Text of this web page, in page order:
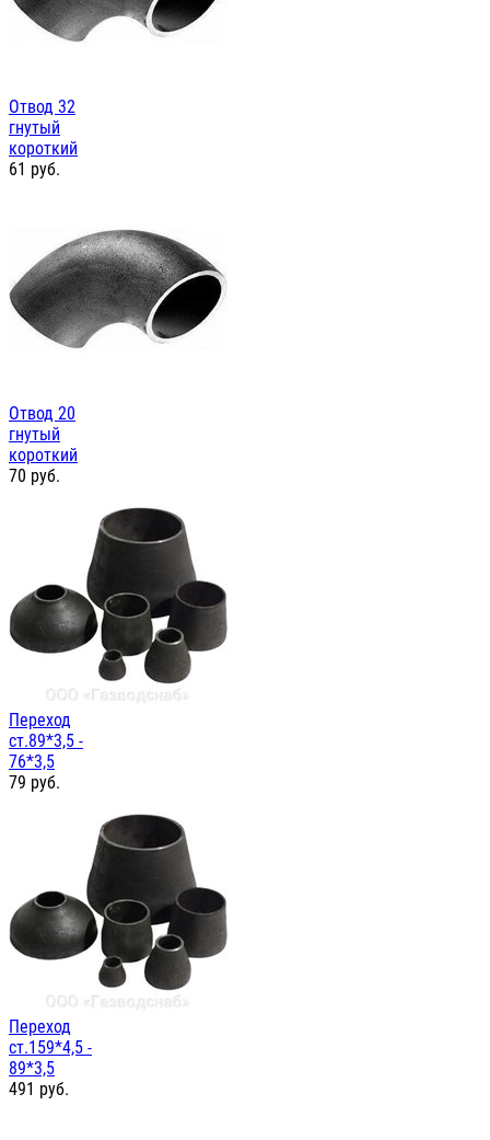
Отвод 32
гнутый
короткий
61 руб.
Отвод 20
гнутый
короткий
70 руб.
Переход
ст.89*3,5 -
76*3,5
79 руб.
Переход
ст.159*4,5 -
89*3,5
491 руб.